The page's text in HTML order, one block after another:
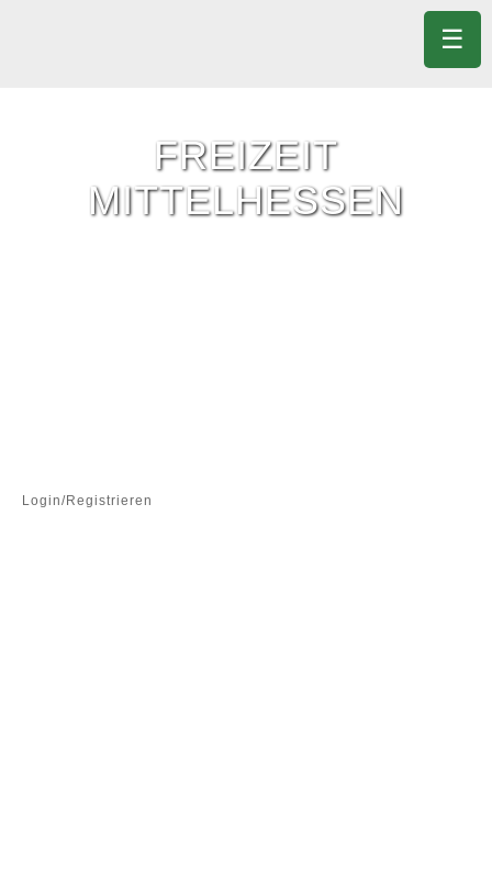
FREIZEIT
MITTELHESSEN
Login/Registrieren
☰